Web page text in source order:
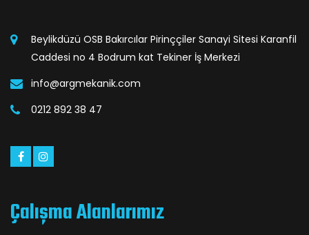
Beylikdüzü OSB Bakırcılar Pirinççiler Sanayi Sitesi Karanfil
Caddesi no 4 Bodrum kat Tekiner İş Merkezi
info@argmekanik.com
0212 892 38 47
Çalışma Alanlarımız